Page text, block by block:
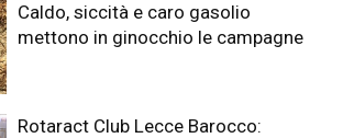
Caldo, siccità e caro gasolio
mettono in ginocchio le campagne
Rotaract Club Lecce Barocco: